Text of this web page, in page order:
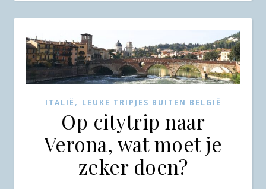
ITALIË , LEUKE TRIPJES BUITEN BELGIË
Op citytrip naar
Verona, wat moet je
zeker doen?